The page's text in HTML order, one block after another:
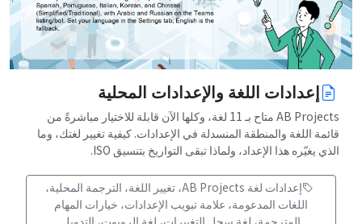
إعدادات اللغة والإعدادات المحلية
‏AB Projects متاح بـ 11 لغة، وكلها الآن قابلة للاختيار مباشرةً من
قائمة اللغة والمنطقة المنسدلة في الإعدادات. كيفية تغيير لغتك، وما
الذي يغيّره هذا الإعداد، ولماذا تبقى التواريخ بتنسيق ISO.
إعدادات لغة AB Projects، تغيير اللغة، الترجمة المحلية،
اللغات المدعومة، علامة تبويب الإعدادات، خيارات المهام